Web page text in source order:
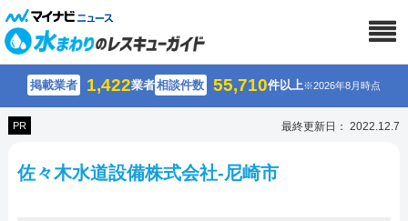
掲載業者 1,422業者相談件数 55,710件以上※2026年8月時点
PR 最終更新日： 2022.12.7
佐々木水道設備株式会社-尼崎市